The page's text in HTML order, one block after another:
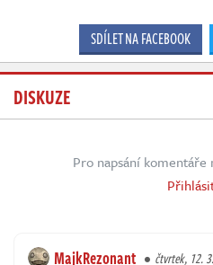
SDÍLET NA FACEBOOK
DISKUZE
Pro napsání komentáře
MajkRezonant čtvrtek, 12.